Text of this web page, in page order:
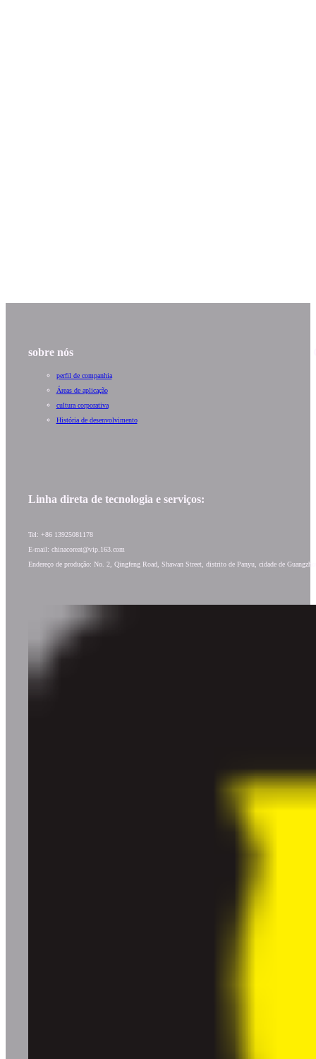
sobre nós
perfil de companhia
Áreas de aplicação
cultura corporativa
História de desenvolvimento
Linha direta de tecnologia e serviços:
Tel: +86 13925081178
E-mail: chinacoreat@vip.163.com
Endereço de produção: No. 2, Qingfeng Road, Shawan Street, distrito de Panyu, cidade de